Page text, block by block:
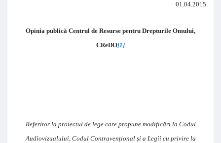
01.04.2015
Opinia publică Centrul de Resurse pentru Drepturile Omului,
CReDO[1]
Referitor la proiectul de lege care propune modificări la Codul
Audiovizualului, Codul Contravențional și a Legii cu privire la